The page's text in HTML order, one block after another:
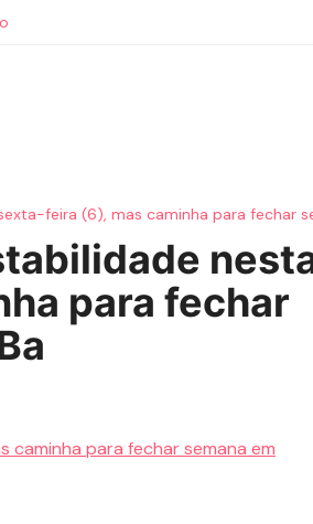
feira (6), mas caminha para fechar
para fechar
para fechar semana em